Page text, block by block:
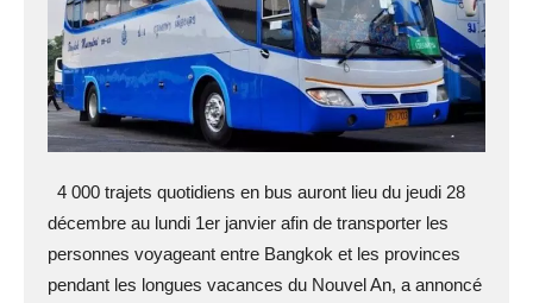
4 000 trajets quotidiens en bus auront lieu du jeudi 28
décembre au lundi 1er janvier afin de transporter les
personnes voyageant entre Bangkok et les provinces
pendant les longues vacances du Nouvel An, a annoncé